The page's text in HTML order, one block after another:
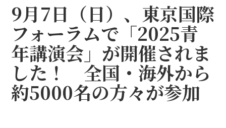
9月7日（日）、東京国際
フォーラムで「2025青
年講演会」が開催されま
した！ 全国・海外から
約5000名の方々が参加